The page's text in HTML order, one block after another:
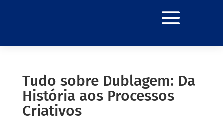
Tudo sobre Dublagem: Da
História aos Processos
Criativos